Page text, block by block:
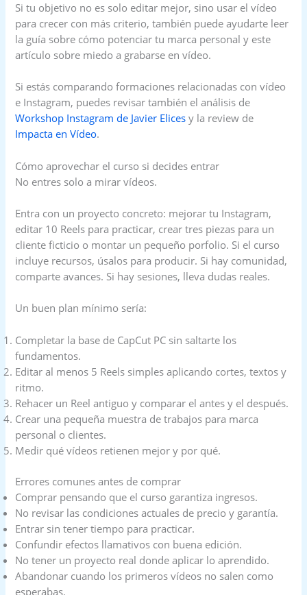
Si tu objetivo no es solo editar mejor, sino usar el vídeo
para crecer con más criterio, también puede ayudarte leer
la guía sobre cómo potenciar tu marca personal y este
artículo sobre miedo a grabarse en vídeo.
Si estás comparando formaciones relacionadas con vídeo
e Instagram, puedes revisar también el análisis de
Workshop Instagram de Javier Elices y la review de
Impacta en Vídeo.
Cómo aprovechar el curso si decides entrar
No entres solo a mirar vídeos.
Entra con un proyecto concreto: mejorar tu Instagram,
editar 10 Reels para practicar, crear tres piezas para un
cliente ficticio o montar un pequeño porfolio. Si el curso
incluye recursos, úsalos para producir. Si hay comunidad,
comparte avances. Si hay sesiones, lleva dudas reales.
Un buen plan mínimo sería:
Completar la base de CapCut PC sin saltarte los
fundamentos.
Editar al menos 5 Reels simples aplicando cortes, textos y
ritmo.
Rehacer un Reel antiguo y comparar el antes y el después.
Crear una pequeña muestra de trabajos para marca
personal o clientes.
Medir qué vídeos retienen mejor y por qué.
Errores comunes antes de comprar
Comprar pensando que el curso garantiza ingresos.
No revisar las condiciones actuales de precio y garantía.
Entrar sin tener tiempo para practicar.
Confundir efectos llamativos con buena edición.
No tener un proyecto real donde aplicar lo aprendido.
Abandonar cuando los primeros vídeos no salen como
esperabas.